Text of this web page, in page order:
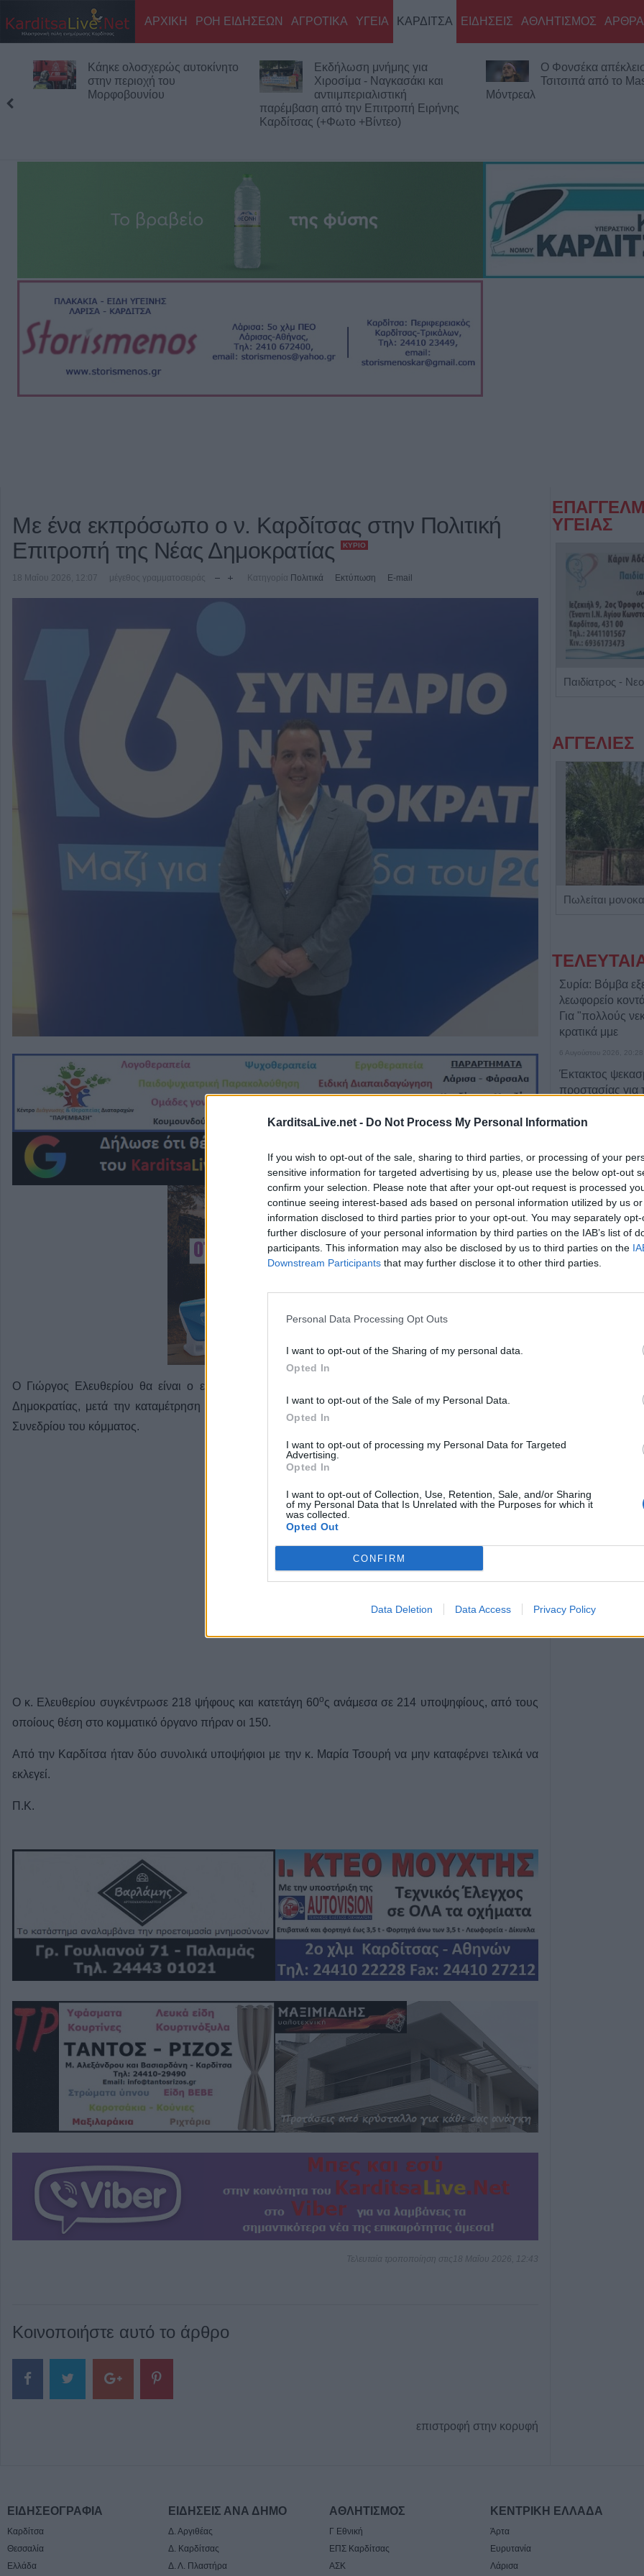
KarditsaLive.net - Do Not Process My Personal Information
If you wish to opt-out of the sale, sharing to third parties, or processing of your
sensitive information for targeted advertising by us, please use the below opt-out
confirm your selection. Please note that after your opt-out request is processed
continue seeing interest-based ads based on personal information utilized by us
information disclosed to third parties prior to your opt-out. You may separately
further disclosure of your personal information by third parties on the IAB’s list of
participants. This information may also be disclosed by us to third parties on the
Downstream Participants that may further disclose it to other third parties.
Personal Data Processing Opt Outs
I want to opt-out of the Sharing of my personal data.
Opted In
I want to opt-out of the Sale of my Personal Data.
Opted In
I want to opt-out of processing my Personal Data for Targeted
Advertising.
Opted In
I want to opt-out of Collection, Use, Retention, Sale, and/or Sharing
of my Personal Data that Is Unrelated with the Purposes for which it
was collected.
Opted Out
CONFIRM
Data Deletion Data Access Privacy Policy
ΑΡΧΙΚΗ ΡΟΗ ΕΙΔΗΣΕΩΝ ΑΓΡΟΤΙΚΑ ΥΓΕΙΑ ΚΑΡΔΙΤΣΑ ΕΙΔΗΣΕΙΣ ΑΘΛΗΤΙΣΜΟΣ ΑΡΘΡΑ
Εκδήλωση μνήμης για
Χιροσίμα - Ναγκασάκι και
αντιιμπεριαλιστική
Ο Φονσέκα απέκλεισε τον
Τσιτσιπά από το Masters του
Μόντρεαλ
Η Ε.Ο.Α.Σ.Κ.
σύλληψη του
Εργατικού Κέντρου Λάρισας
Με ένα εκπρόσωπο ο ν. Καρδίτσας στην Πολιτική
Επιτροπή της Νέας Δημοκρατίας
ΚΎΡΙΟ
18 Μαΐου 2026, 12:07 μέγεθος γραμματοσειράς Κατηγορία Πολιτικά Εκτύπωση E-mail
Ο Γιώργος Ελευθερίου θα είναι ο εκπρόσωπος της Καρδίτσας στην Πολιτική Επιτροπή της Νέας
Δημοκρατίας, μετά την καταμέτρηση των ψήφων από την Κεντρική Εφορευτική Επιτροπή του 16ου
Συνεδρίου του κόμματος.
Ο κ. Ελευθερίου συγκέντρωσε 218 ψήφους και κατετάγη 60ος ανάμεσα σε 214 υποψηφίους, από τους
οποίους θέση στο κομματικό όργανο πήραν οι 150.
Από την Καρδίτσα ήταν δύο συνολικά υποψήφιοι με την κ. Μαρία Τσουρή να μην καταφέρνει τελικά να
εκλεγεί.
Π.Κ.
Τελευταία τροποποίηση στις18 Μαΐου 2026, 12:43
Κοινοποιήστε αυτό το άρθρο
επιστροφή στην κορυφή
ΥΓΕΙΑΣ
ΑΓΓΕΛΙΕΣ
Η Αποκατάσταση Α.Ε. αναζητά για εργασία Νοσηλευτές και Βοηθούς Νοσηλευτές
Συρία: Βόμβα
λεωφορείο
Για "πολλούς
κρατικά μμε
6 Αυγούστου 2026, 20:28
Έκτακτος
προστασίας για
6 Αυγούστου 2026, 19:35
Υψηλή Γέφυρα
νερά του
6 Αυγούστου 2026, 19:32
Καλαμπάκα:
απεγκλώβισαν
από πτώση στη
Τροχαίο στην
συγκρούστηκε
6 Αυγούστου 2026, 19:15
που βρέθηκε σε
Την Παρασκευή
κηδεία του
Πυρκαγιά σε
(+Βίντεο)
και 95
ΕΙΔΗΣΕΟΓΡΑΦΙΑ
Καρδίτσα
Θεσσαλία
Ελλάδα
ΕΙΔΗΣΕΙΣ ΑΝΑ ΔΗΜΟ
Δ. Αργιθέας
Δ. Καρδίτσας
Δ. Λ. Πλαστήρα
ΑΘΛΗΤΙΣΜΟΣ
Γ Εθνική
ΕΠΣ Καρδίτσας
ΑΣΚ
ΚΕΝΤΡΙΚΗ ΕΛΛΑΔΑ
Άρτα
Ευρυτανία
Λάρισα